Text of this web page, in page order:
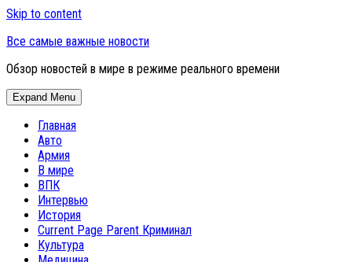
Skip to content
Все самые важные новости
Обзор новостей в мире в режиме реального времени
Expand Menu
Главная
Авто
Армия
В мире
ВПК
Интервью
История
Current Page Parent Криминал
Культура